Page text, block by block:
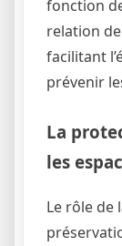
fonction
relation
facilitant
prévenir
La
les
Le rôle de